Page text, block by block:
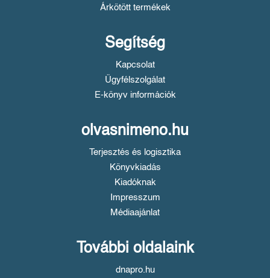
Árkötött termékek
Segítség
Kapcsolat
Ügyfélszolgálat
E-könyv információk
olvasnimeno.hu
Terjesztés és logisztika
Könyvkiadás
Kiadóknak
Impresszum
Médiaajánlat
További oldalaink
dnapro.hu